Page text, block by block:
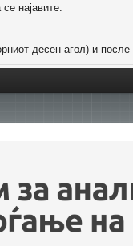
најавите.
десен агол) и